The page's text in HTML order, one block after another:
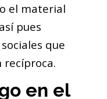
el material
pues
que
recíproca.
en el